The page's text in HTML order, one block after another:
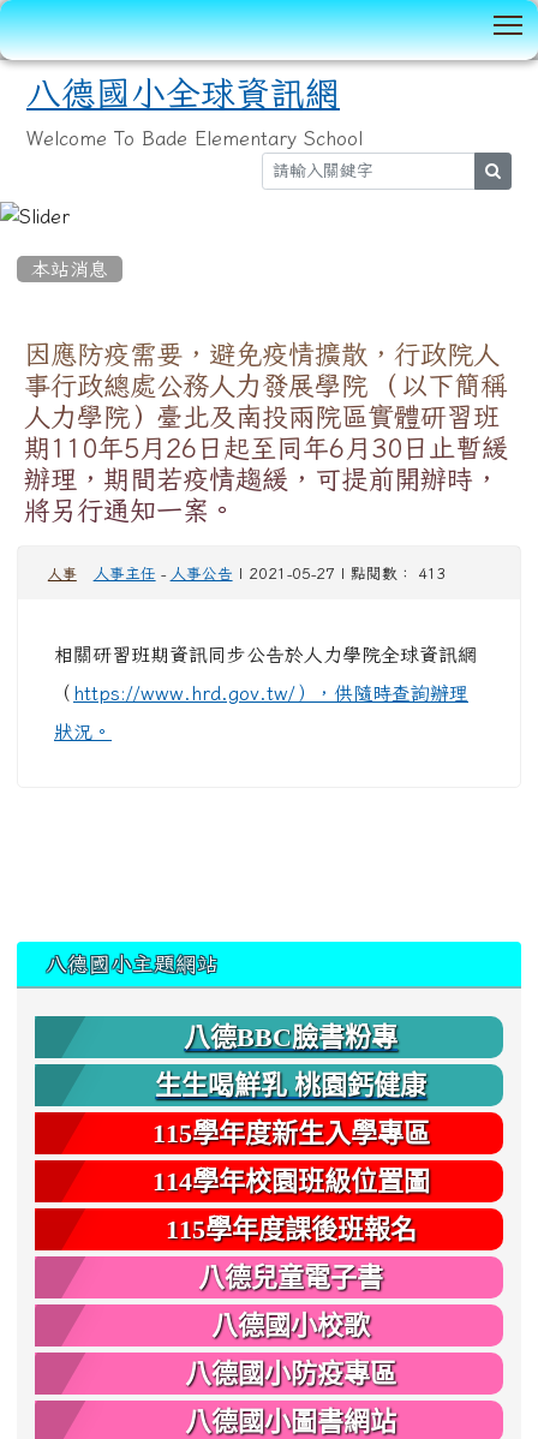
八德國小全球資訊網
Welcome To Bade Elementary School
本站消息
因應防疫需要，避免疫情擴散，行政院人
事行政總處公務人力發展學院 （以下簡稱
人力學院）臺北及南投兩院區實體研習班
期110年5月26日起至同年6月30日止暫緩
辦理，期間若疫情趨緩，可提前開辦時，
將另行通知一案。
人事 人事主任 - 人事公告 | 2021-05-27 | 點閱數： 413
相關研習班期資訊同步公告於人力學院全球資訊網
（ https://www.hrd.gov.tw/），供隨時查詢辦理
狀況。
八德國小主題網站
八德BBC臉書粉專
生生喝鮮乳 桃園鈣健康
115學年度新生入學專區
114學年校園班級位置圖
115學年度課後班報名
八德兒童電子書
八德國小校歌
八德國小防疫專區
八德國小圖書網站